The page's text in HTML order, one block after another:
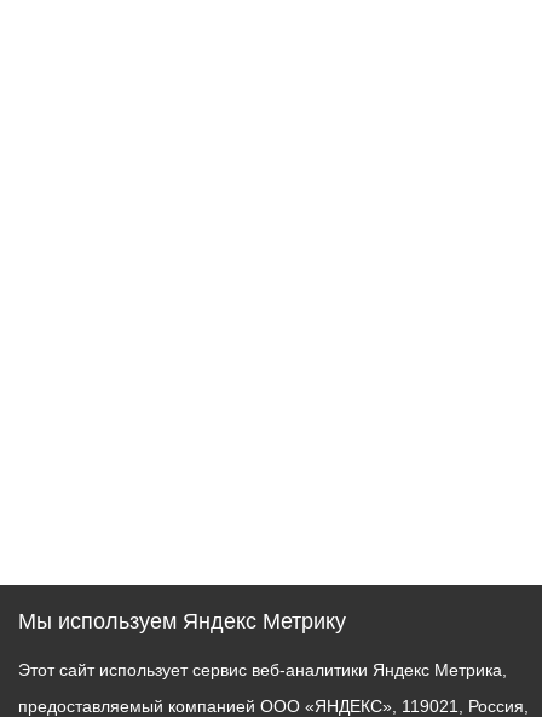
Мы используем Яндекс Метрику
Этот сайт использует сервис веб-аналитики Яндекс Метрика,
предоставляемый компанией ООО «ЯНДЕКС», 119021, Россия,